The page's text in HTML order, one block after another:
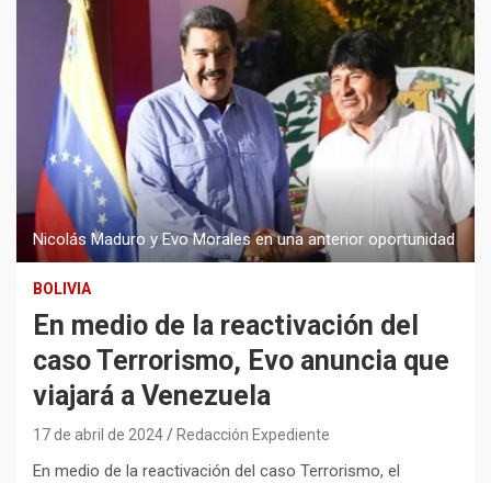
Nicolás Maduro y Evo Morales en una anterior oportunidad
BOLIVIA
En medio de la reactivación del
caso Terrorismo, Evo anuncia que
viajará a Venezuela
17 de abril de 2024 Redacción Expediente
En medio de la reactivación del caso Terrorismo, el